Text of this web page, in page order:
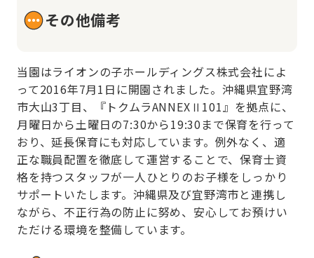
その他備考
当園はライオンの子ホールディングス株式会社によ
って2016年7月1日に開園されました。沖縄県宜野湾
市大山3丁目、『トクムラANNEXⅡ101』を拠点に、
月曜日から土曜日の7:30から19:30まで保育を行って
おり、延長保育にも対応しています。例外なく、適
正な職員配置を徹底して運営することで、保育士資
格を持つスタッフが一人ひとりのお子様をしっかり
サポートいたします。沖縄県及び宜野湾市と連携し
ながら、不正行為の防止に努め、安心してお預けい
ただける環境を整備しています。